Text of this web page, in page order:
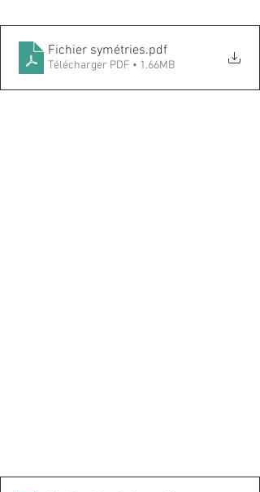
Fichier symétries.pdf
Télécharger PDF • 1.66MB